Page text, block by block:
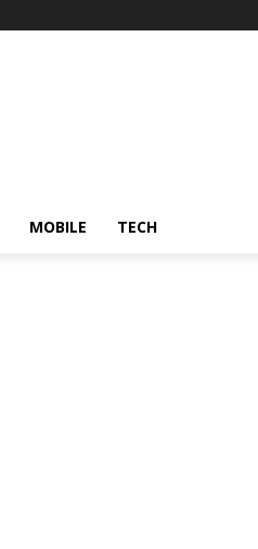
MOBILE TECH